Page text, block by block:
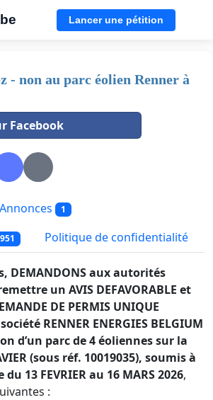
Lancer une pétition
- non au parc éolien Renner à
Facebook
Annonces 1
951 Politique de confidentialité
DEMANDONS aux autorités
un AVIS DEFAVORABLE et
DE PERMIS UNIQUE
RENNER ENERGIES BELGIUM
d’un parc de 4 éoliennes sur la
(sous réf. 10019035), soumis à
13 FEVRIER au 16 MARS 2026,
: